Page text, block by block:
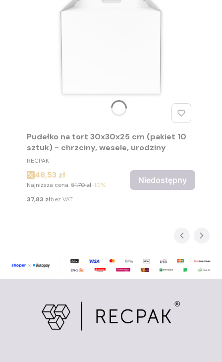
Pudełko na tort 30x30x25 cm (pakiet 10
sztuk) - chrzciny, wesele, urodziny
PRODUCENT
RECPAK
Cena promocyjna
46,53 zł
Najniższa cena:51,70 zł-10%
Cena
37,83 złbez VAT
Niedostępny